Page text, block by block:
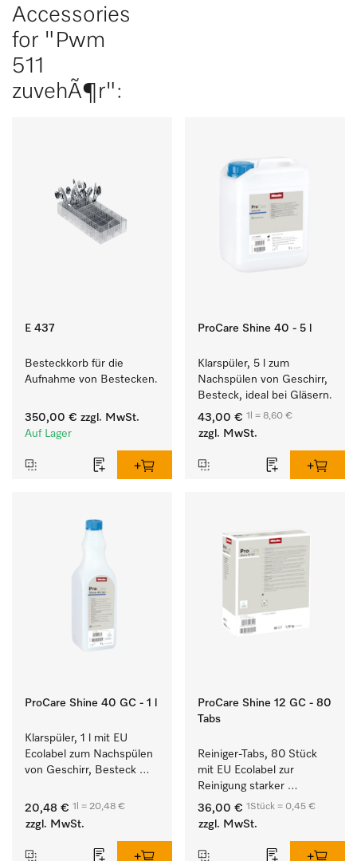
Accessories
for "Pwm
511
zuvehÃ¶r":
E 437
Besteckkorb für die
Aufnahme von Bestecken.
350,00 € zzgl. MwSt.
Auf Lager
ProCare Shine 40 - 5 l
Klarspüler, 5 l zum
Nachspülen von Geschirr,
Besteck, ideal bei Gläsern.
43,00 € 1l = 8,60 €
zzgl. MwSt.
ProCare Shine 40 GC - 1 l
Klarspüler, 1 l mit EU
Ecolabel zum Nachspülen
von Geschirr, Besteck
20,48 € 1l = 20,48 €
zzgl. MwSt.
ProCare Shine 12 GC - 80
Tabs
Reiniger-Tabs, 80 Stück
mit EU Ecolabel zur
Reinigung starker
Anschmutzungen von
Geschirr, Besteck und
36,00 € 1Stück = 0,45 €
zzgl. MwSt.